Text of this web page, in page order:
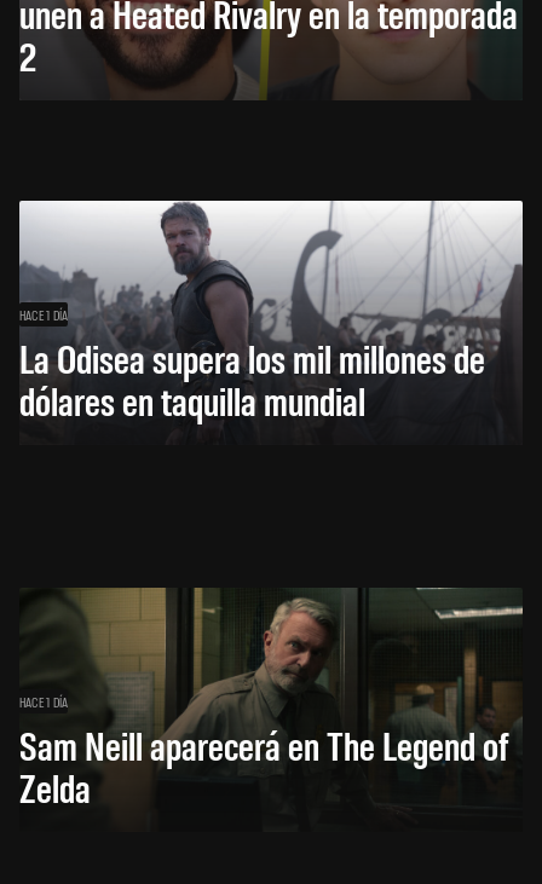
unen a Heated Rivalry en la temporada
2
HACE 1 DÍA
La Odisea supera los mil millones de
dólares en taquilla mundial
HACE 1 DÍA
Sam Neill aparecerá en The Legend of
Zelda